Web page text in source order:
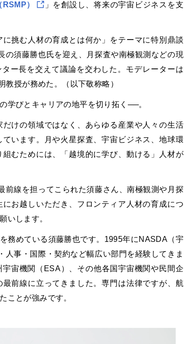
）
」を創設し、将来の宇宙ビジネスを支
挑む人材の育成とは何か」をテーマに特別鼎談
の須藤勝也氏を迎え、月探査や南極観測などの現
ー長を交えて議論を交わした。モデレーターは
授が務めた。（以下敬称略）
学びとキャリアの地平を切り拓く──。
けの領域ではなく、あらゆる産業や人々の生活
います。月や火星探査、宇宙ビジネス、地球環
むためには、「越境的に学び、動ける」人材が
前線を担ってこられた須藤さん、南極観測や月探
お越しいただき、フロンティア人材の育成につ
いします。
務めている須藤勝也です。1995年にNASDA（宇
事・国際・契約など幅広い部門を経験してきま
宙機関（ESA）、その他各国宇宙機関や民間企
前線に立ってきました。専門は法律ですが、航
ことが強みです。